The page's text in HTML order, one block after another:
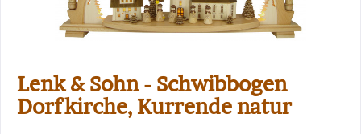
Lenk & Sohn - Schwibbogen
Dorfkirche, Kurrende natur